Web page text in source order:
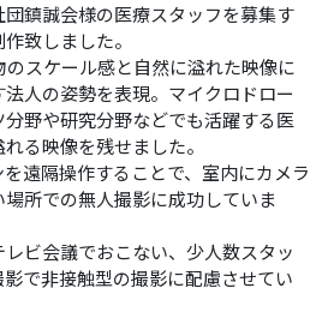
鎮誠会様の医療スタッフを募集す
致しました。
スケール感と自然に溢れた映像に
人の姿勢を表現。マイクロドロー
野や研究分野などでも活躍する医
る映像を残せました。
遠隔操作することで、室内にカメラ
所での無人撮影に成功していま
ビ会議でおこない、少人数スタッ
で非接触型の撮影に配慮させてい